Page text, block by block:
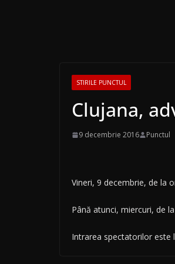
STIRILE PUNCTUL
Clujana,
9 decembrie 2016 Punctul
Vineri, 9 decembrie, de la
Până atunci, miercuri, de
Intrarea spectatorilor este